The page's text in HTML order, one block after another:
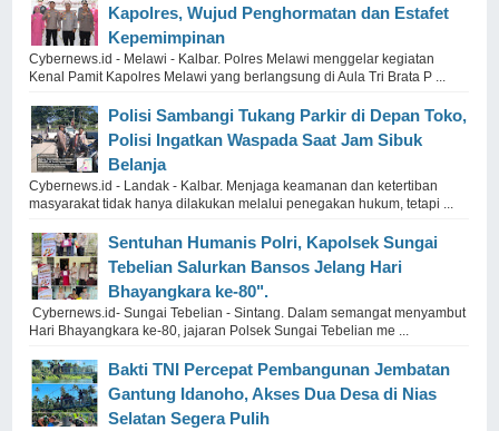
Kapolres, Wujud Penghormatan dan Estafet
Kepemimpinan
Cybernews.id - Melawi - Kalbar. Polres Melawi menggelar kegiatan
Kenal Pamit Kapolres Melawi yang berlangsung di Aula Tri Brata P ...
Polisi Sambangi Tukang Parkir di Depan Toko,
Polisi Ingatkan Waspada Saat Jam Sibuk
Belanja
Cybernews.id - Landak - Kalbar. Menjaga keamanan dan ketertiban
masyarakat tidak hanya dilakukan melalui penegakan hukum, tetapi ...
Sentuhan Humanis Polri, Kapolsek Sungai
Tebelian Salurkan Bansos Jelang Hari
Bhayangkara ke-80".
Cybernews.id- Sungai Tebelian - Sintang. Dalam semangat menyambut
Hari Bhayangkara ke-80, jajaran Polsek Sungai Tebelian me ...
Bakti TNI Percepat Pembangunan Jembatan
Gantung Idanoho, Akses Dua Desa di Nias
Selatan Segera Pulih